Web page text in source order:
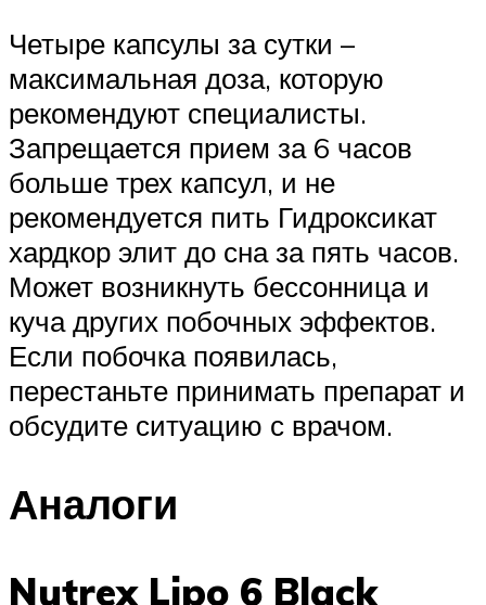
Четыре капсулы за сутки –
максимальная доза, которую
рекомендуют специалисты.
Запрещается прием за 6 часов
больше трех капсул, и не
рекомендуется пить Гидроксикат
хардкор элит до сна за пять часов.
Может возникнуть бессонница и
куча других побочных эффектов.
Если побочка появилась,
перестаньте принимать препарат и
обсудите ситуацию с врачом.
Аналоги
Nutrex Lipo 6 Black